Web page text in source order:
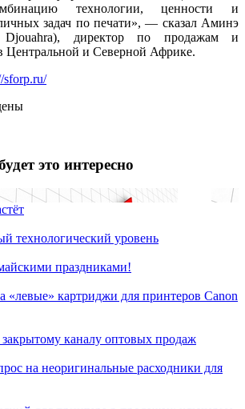
технологии, ценности и
задач по печати», — сказал Аминэ
директор по продажам и
Центральной и Северной Африке.
sforp.ru/
это интересно
технологический уровень
праздниками!
«левые» картриджи для принтеров Canon
каналу оптовых продаж
на неоригинальные расходники для